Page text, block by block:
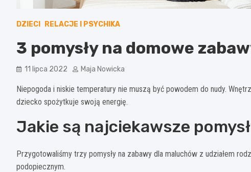
DZIECI RELACJE I PSYCHIKA
3 pomysły na domowe
11 lipca 2022 Maja Nowicka
Niepogoda i niskie temperatury nie muszą być powodem do nudy.
dziecko spożytkuje swoją energię.
Jakie są najciekawsze
Przygotowaliśmy trzy pomysły na zabawy dla maluchów z udziałem
podopiecznym.